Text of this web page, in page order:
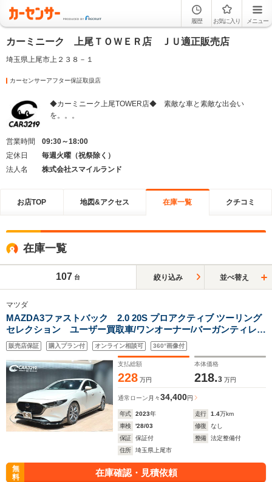
履歴 お気に入り メニュー
カーミニーク 上尾ＴＯＷＥＲ店 ＪＵ適正販売店
埼玉県上尾市上２３８－１
カーセンサーアフター保証取扱店
◆カーミニーク上尾TOWER店◆ 素敵な車と素敵な出会い
を。。。
営業時間
09:30～18:00
定休日
毎週火曜（祝祭除く）
法人名
株式会社スマイルランド
お店TOP 地図&アクセス 在庫一覧 クチコミ
在庫一覧
107 台 絞り込み 並べ替え
マツダ
MAZDA3ファストバック 2.0 20S プロアクティブ ツーリング
セレクション ユーザー買取車/ワンオーナー/バーガンティレザ
ーパッケージ/360°セーフティパッケージ/エアロ/AutoEXEダウ
ンサス/アダプティブクルーズコントロール/パワーシート/シー
トヒーター/BSM/HUD/コーナーセンサー
販売店保証 購入プラン付 オンライン相談可 360°画像付
支払総額
228 万円
本体価格
218.3 万円
通常ローン 月々34,400円
年式 2023年 走行 1.4万km
車検
'28/03 修復
なし
保証
保証付 整備
法定整備付
住所
埼玉県上尾市
無
料
在庫確認・見積依頼